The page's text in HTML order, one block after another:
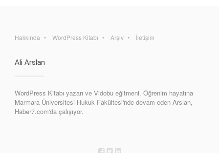
Hakkında WordPress Kitabı Arşiv İletişim
Ali Arslan
WordPress Kitabı yazarı ve Vidobu eğitmeni. Öğrenim hayatına
Marmara Üniversitesi Hukuk Fakültesi'nde devam eden Arslan,
Haber7.com'da çalışıyor.